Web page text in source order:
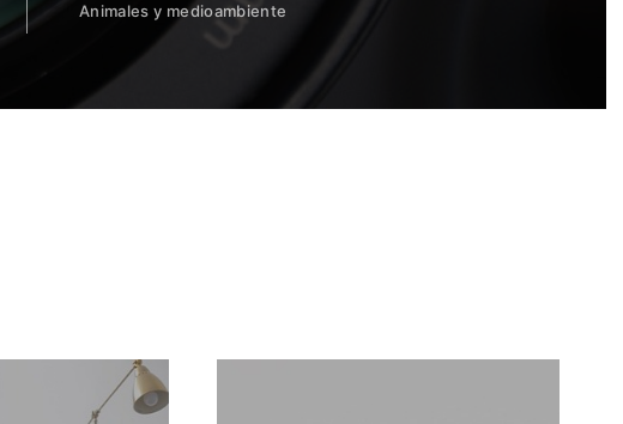
Animales y medioambiente